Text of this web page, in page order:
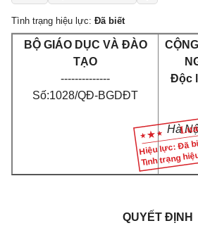
Tình trạng hiệu lực: Đã biết
Hiệu lực: Đã
Tình trạng
BỘ GIÁO DỤC VÀ ĐÀO
TẠO
--------------
Số:1028/QĐ-BGDĐT
Độc
Hà
QUYẾT ĐỊNH